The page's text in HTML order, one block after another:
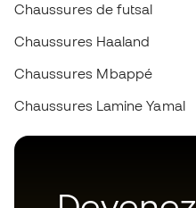
Chaussures de futsal
Chaussures Haaland
Chaussures Mbappé
Chaussures Lamine Yamal